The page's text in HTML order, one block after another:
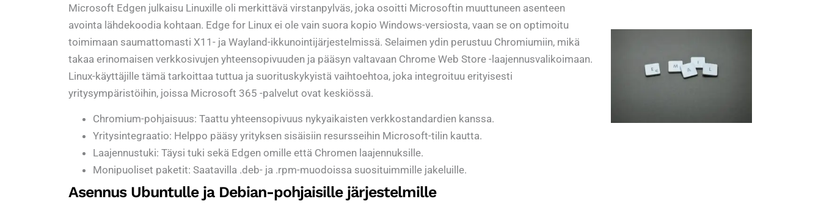
Microsoft Edgen julkaisu Linuxille oli merkittävä virstanpylväs, joka osoitti Microsoftin muuttuneen asenteen
avointa lähdekoodia kohtaan. Edge for Linux ei ole vain suora kopio Windows-versiosta, vaan se on optimoitu
toimimaan saumattomasti X11- ja Wayland-ikkunointijärjestelmissä. Selaimen ydin perustuu Chromiumiin, mikä
takaa erinomaisen verkkosivujen yhteensopivuuden ja pääsyn valtavaan Chrome Web Store -laajennusvalikoimaan.
Linux-käyttäjille tämä tarkoittaa tuttua ja suorituskykyistä vaihtoehtoa, joka integroituu erityisesti
yritysympäristöihin, joissa Microsoft 365 -palvelut ovat keskiössä.
Chromium-pohjaisuus: Taattu yhteensopivuus nykyaikaisten verkkostandardien kanssa.
Yritysintegraatio: Helppo pääsy yrityksen sisäisiin resursseihin Microsoft-tilin kautta.
Laajennustuki: Täysi tuki sekä Edgen omille että Chromen laajennuksille.
Monipuoliset paketit: Saatavilla .deb- ja .rpm-muodoissa suosituimmille jakeluille.
Asennus Ubuntulle ja Debian-pohjaisille järjestelmille